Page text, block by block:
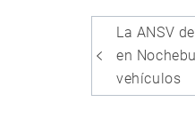
de
La ANSV
en
vehículos